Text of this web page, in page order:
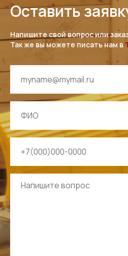
Оставить
Напишите свой вопрос или
Так же вы можете писать нам в